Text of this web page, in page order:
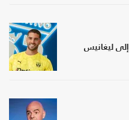
إلى ليغانيس